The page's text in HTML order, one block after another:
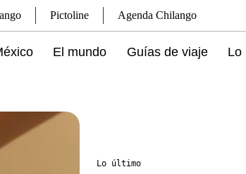
Pictoline Agenda Chilango
El mundo Guías de viaje Lo
Lo último